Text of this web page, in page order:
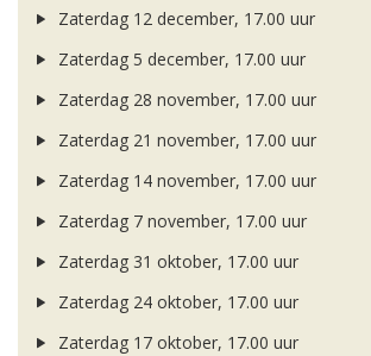
Zaterdag 12 december, 17.00 uur
Zaterdag 5 december, 17.00 uur
Zaterdag 28 november, 17.00 uur
Zaterdag 21 november, 17.00 uur
Zaterdag 14 november, 17.00 uur
Zaterdag 7 november, 17.00 uur
Zaterdag 31 oktober, 17.00 uur
Zaterdag 24 oktober, 17.00 uur
Zaterdag 17 oktober, 17.00 uur